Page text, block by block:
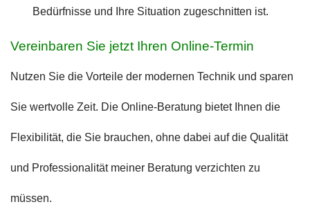
Bedürfnisse und Ihre Situation zugeschnitten ist.
Vereinbaren Sie jetzt Ihren Online-Termin
Nutzen Sie die Vorteile der modernen Technik und sparen
Sie wertvolle Zeit. Die Online-Beratung bietet Ihnen die
Flexibilität, die Sie brauchen, ohne dabei auf die Qualität
und Professionalität meiner Beratung verzichten zu
müssen.